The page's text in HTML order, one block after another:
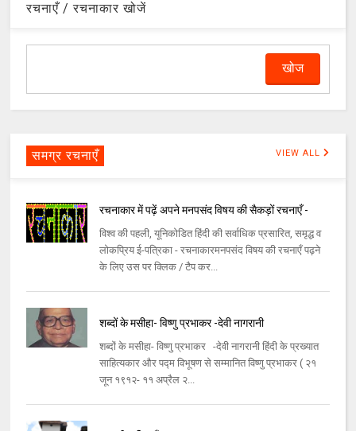
रचनाएँ / रचनाकार खोजें
समग्र रचनाएँ VIEW ALL
रचनाकार में पढ़ें अपने मनपसंद विषय की सैकड़ों रचनाएँ -
विश्व की पहली, यूनिकोडित हिंदी की सर्वाधिक प्रसारित, समृद्ध व
लोकप्रिय ई-पत्रिका - रचनाकारमनपसंद विषय की रचनाएँ पढ़ने
के लिए उस पर क्लिक / टैप कर...
शब्दों के मसीहा- विष्णु प्रभाकर -देवी नागरानी
शब्दों के मसीहा- विष्णु प्रभाकर -देवी नागरानी हिंदी के प्रख्यात
साहित्यकार और पद्म विभूषण से सम्मानित विष्णु प्रभाकर ( २१
जून १९१२- ११ अप्रैल २...